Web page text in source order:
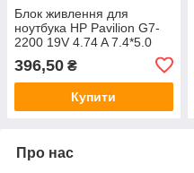
Блок живлення для
ноутбука HP Pavilion G7-
2200 19V 4.74 A 7.4*5.0
396,50 ₴
Купити
Про нас